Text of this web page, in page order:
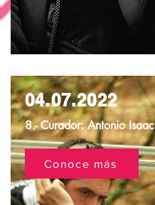
04.07.2022
8.- Curador: Antonio Isaac
Conoce más